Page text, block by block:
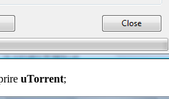
uTorrent;